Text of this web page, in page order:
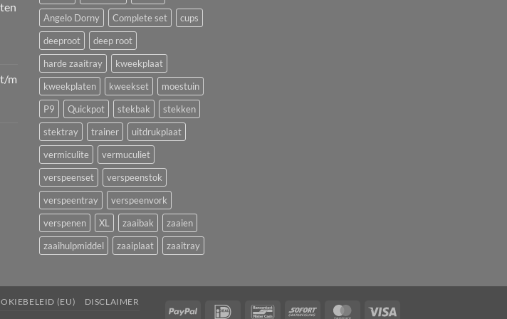
m
Angelo Dorny
Complete set
cups
deeproot
deep root
harde zaaitray
kweekplaat
kweekplaten
kweekset
moestuin
P9
Quickpot stekbak
stekken
stektray
trainer
uitdrukplaat
vermiculite
vermuculiet
verspeenset
verspeenstok
verspeentray
verspeenvork
verspenen
XL zaaibak
zaaien
zaaihulpmiddel
zaaiplaat zaaitray
PayPal IDeal BancontactSofort MasterCard
(EU) DISCLAIMER